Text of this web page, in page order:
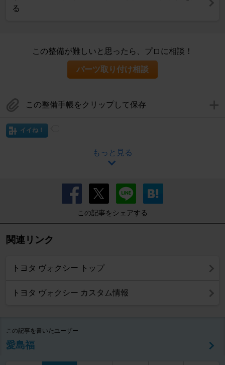
る
この整備が難しいと思ったら、プロに相談！
パーツ取り付け相談
この整備手帳をクリップして保存
イイね！
もっと見る
この記事をシェアする
関連リンク
トヨタ ヴォクシー トップ
トヨタ ヴォクシー カスタム情報
この記事を書いたユーザー
愛島福